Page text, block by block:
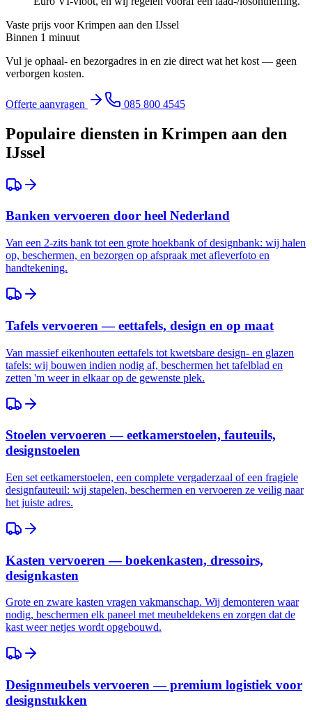
Vaste prijs voorKrimpen aan den IJssel
Binnen 1 minuut
Vul je ophaal- en bezorgadres in en zie direct wat het kost — geen
verborgen kosten.
Offerte aanvragen 085 800 4545
Populaire diensten in Krimpen aan den
IJssel
Banken vervoeren door heel Nederland
Van een 2-zits bank tot een grote hoekbank of designbank: wij halen
op, beschermen, en bezorgen op afspraak met afleverfoto en
handtekening.
Tafels vervoeren — eettafels, design en op maat
Van massief eikenhouten eettafels tot kwetsbare design- en glazen
tafels: wij bouwen indien nodig af, beschermen het tafelblad en
zetten 'm weer in elkaar op de gewenste plek.
Stoelen vervoeren — eetkamerstoelen, fauteuils,
designstoelen
Een set eetkamerstoelen, een complete vergaderzaal of een fragiele
designfauteuil: wij stapelen, beschermen en vervoeren ze veilig naar
het juiste adres.
Kasten vervoeren — boekenkasten, dressoirs,
designkasten
Grote en zware kasten vragen vakmanschap. Wij demonteren waar
nodig, beschermen elk paneel met meubeldekens en zorgen dat de
kast weer netjes wordt opgebouwd.
Designmeubels vervoeren — premium logistiek voor
designstukken